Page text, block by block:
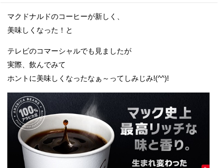
マクドナルドのコーヒーが新しく、
美味しくなった！と
テレビのコマーシャルでも見ましたが
実際、飲んでみて
ホントに美味しくなったなぁ～ってしみじみ!(^^)!